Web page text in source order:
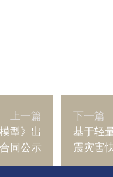
上一篇
型》出
同公示
下一篇
基于轻
震灾害
采购公